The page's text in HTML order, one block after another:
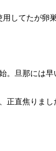
してたが卵
。旦那には
正直焦りまし